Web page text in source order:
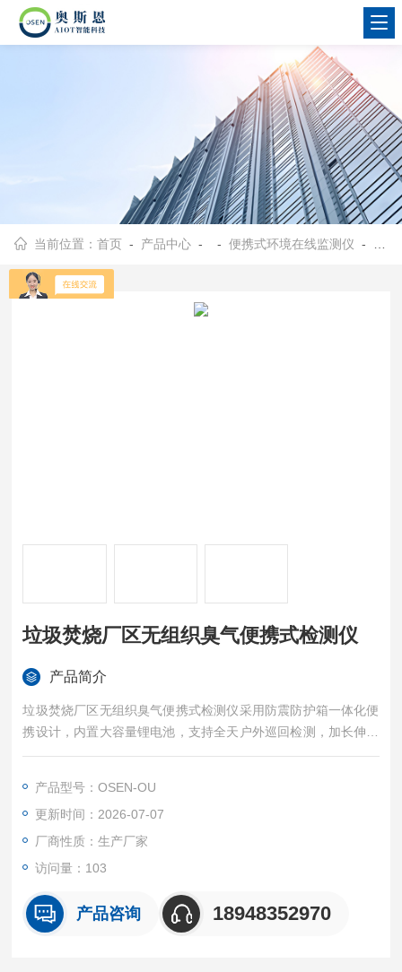
当前位置：首页 - 产品中心 - -便携式环境在线监测仪 - OSEN-OU垃圾焚烧厂区无组织臭气便携式检测仪
垃圾焚烧厂区无组织臭气便携式检测仪
产品简介
垃圾焚烧厂区无组织臭气便携式检测仪采用防震防护箱一体化便
携设计，内置大容量锂电池，支持全天户外巡回检测，加长伸缩
采样管可深入设备缝隙、污水池、密闭隔间等隐蔽点位；搭载高
s 等核心恶臭指标，自动补偿温湿度干扰，ppb 级低浓度精准识
别。
产品型号：OSEN-OU
更新时间：2026-07-07
厂商性质：生产厂家
访问量：103
产品咨询 18948352970